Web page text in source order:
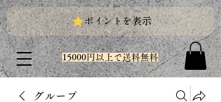
ポイントを表示
15000円以上で送料無料
グループ